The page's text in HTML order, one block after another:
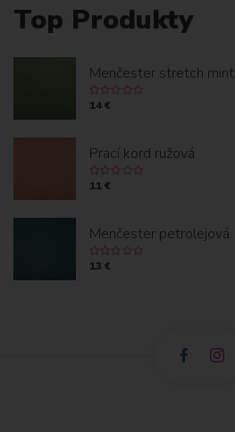
Top Produkty
Menčester stretch mint
14 €
Prací kord ružová
11 €
Menčester petrolejová
13 €